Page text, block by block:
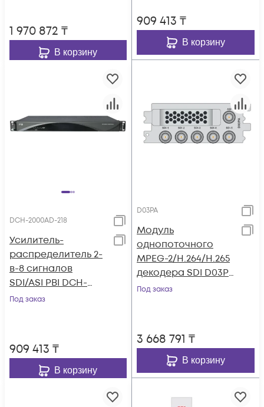
1 970 872 ₸
В корзину
909 413 ₸
В корзину
DCH-2000AD-218
Усилитель-
распределитель 2-
в-8 сигналов
SDI/ASI PBI DCH-
2000AD-218
Под заказ
909 413 ₸
В корзину
D03PA
Модуль
однопоточного
MPEG-2/H.264/H.265
декодера SDI D03PA
для DCP-3000MF
Под заказ
3 668 791 ₸
В корзину